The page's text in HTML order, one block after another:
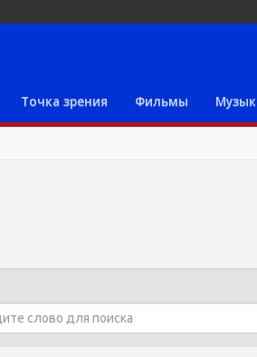
Точка зрения Фильмы